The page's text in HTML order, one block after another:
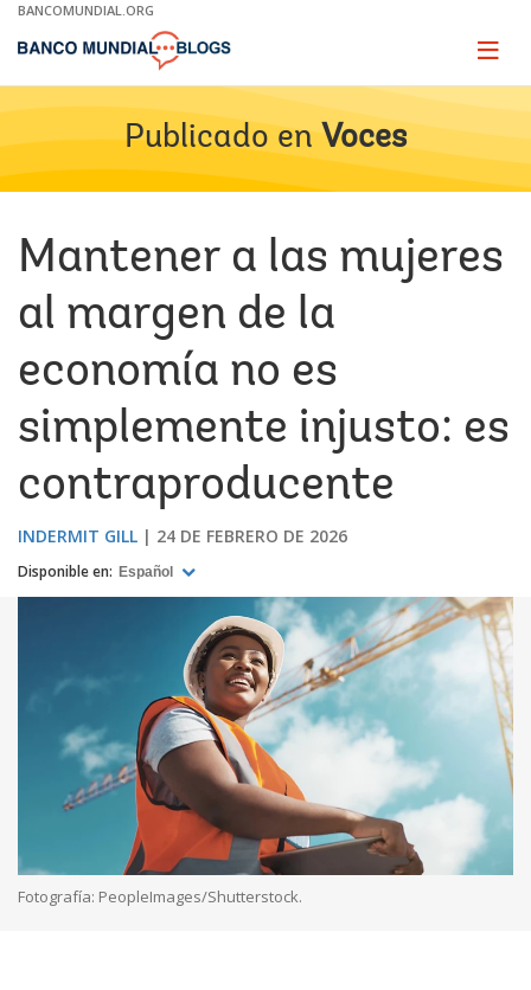
Skip
Main
BANCOMUNDIAL.ORG
Page
Publicado en Voces
Mantener a las mujeres
al margen de la
economía no es
simplemente injusto: es
contraproducente
INDERMIT GILL 24 DE FEBRERO DE 2026
Disponible en: Español
Fotografía: PeopleImages/Shutterstock.